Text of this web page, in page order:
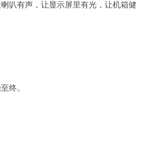
叭有声，让显示屏里有光，让机箱健
终。